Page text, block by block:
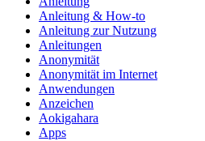
Anleitung & How‑to
Anleitung zur Nutzung
Anleitungen
Anonymität
Anonymität im Internet
Anwendungen
Anzeichen
Aokigahara
Apps